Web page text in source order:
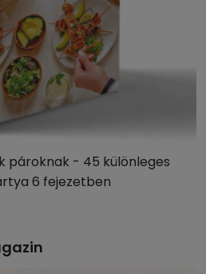
pároknak - 45 különleges
6 fejezetben